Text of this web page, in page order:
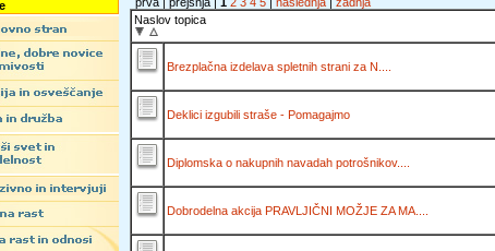
Naslov topica
Brezplačna izdelava spletnih strani za N....
Deklici izgubili straše - Pomagajmo
Diplomska o nakupnih navadah potrošnikov....
Dobrodelna akcija PRAVLJIČNI MOŽJE ZA MA....